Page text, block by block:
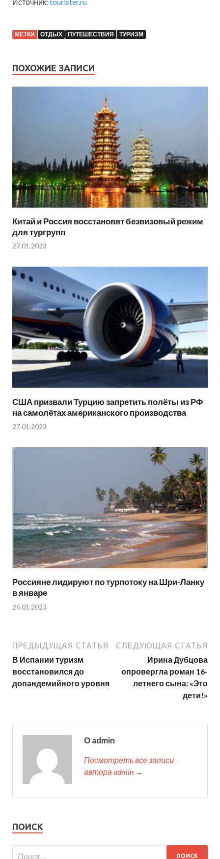
МЕТКИ ОТДЫХ ПУТЕШЕСТВИЯ ТУРИЗМ
ПОХОЖИЕ ЗАПИСИ
Китай и Россия восстановят безвизовый режим
для тургрупп
27.01.2023
США призвали Турцию запретить полёты из РФ
на самолётах американского производства
27.01.2023
Россияне лидируют по турпотоку на Шри-Ланку
в январе
26.01.2023
ПРЕДЫДУЩАЯ СТАТЬЯ
В Испании туризм
восстановился до
допандемийного уровня
СЛЕДУЮЩАЯ СТАТЬЯ
Ирина Дубцова
опровергла роман 16-
летнего сына: «Это
дети!»
О admin
Посмотреть все записи
автора admin →
ПОИСК